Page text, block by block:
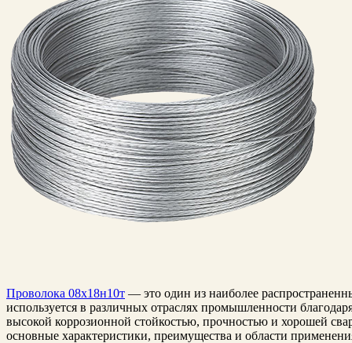
Проволока 08х18н10т — это один из наиболее
используется в различных отраслях промышленности
высокой коррозионной стойкостью, прочностью и хорошей
основные характеристики, преимущества и области